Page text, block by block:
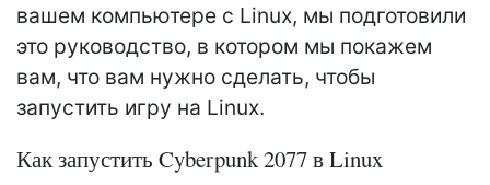
вашем компьютере с Linux, мы подготовили
это руководство, в котором мы покажем
вам, что вам нужно сделать, чтобы
запустить игру на Linux.
Как запустить Cyberpunk 2077 в Linux